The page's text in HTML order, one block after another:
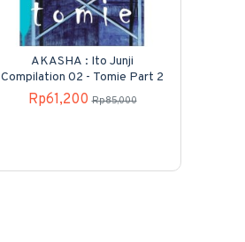
AKASHA : Ito Junji
Compilation 02 - Tomie Part 2
Rp61,200 Rp85,000